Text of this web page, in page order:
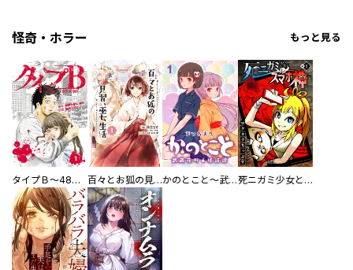
怪奇・ホラー もっと見る
タイプＢ～48時間後、致死率100％～【単話】 百々とお狐の見習い巫女生活【単行本版】 かのとこと～武蔵花町怪話譚～ 【連載版】 死ニガミ少女とスマホ神